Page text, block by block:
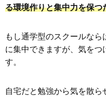
る環境作りと集中力を保つ
もし通学型のスクールな
に集中できますが、気を
す。
自宅だと勉強から気を散